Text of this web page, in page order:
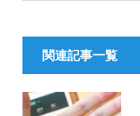
関連記事一覧